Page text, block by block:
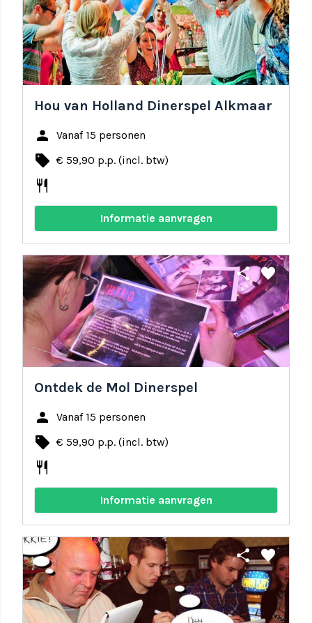
Hou van Holland Dinerspel Alkmaar
person Vanaf 15 personen
local_offer € 59,90 p.p. (incl. btw)
restaurant
Informatie aanvragen
share favorite
Ontdek de Mol Dinerspel
person Vanaf 15 personen
local_offer € 59,90 p.p. (incl. btw)
restaurant
Informatie aanvragen
share favorite